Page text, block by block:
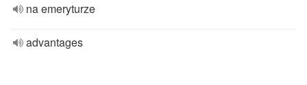
na emeryturze
advantages